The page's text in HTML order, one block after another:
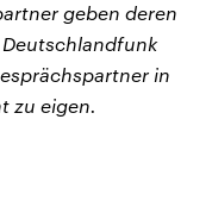
geben deren
in
zu eigen.